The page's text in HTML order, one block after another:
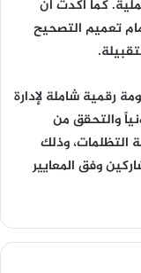
كما أكدت أن
تعميم التصحيح
رقمية شاملة لإدارة
والتحقق من
التظلمات، وذلك
وفق المعايير